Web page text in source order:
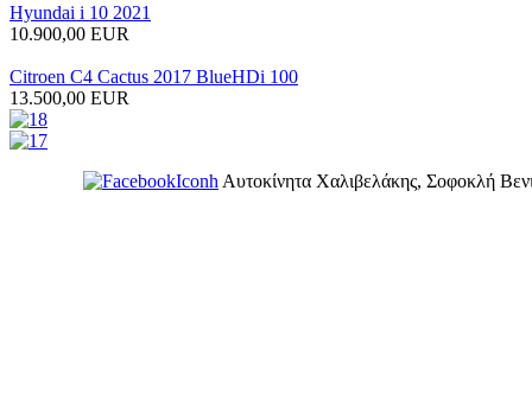
Hyundai i 10 2021
10.900,00 EUR
Citroen C4 Cactus 2017 BlueHDi 100
13.500,00 EUR
Αυτοκίνητα Χαλιβελάκης, Σοφοκλή